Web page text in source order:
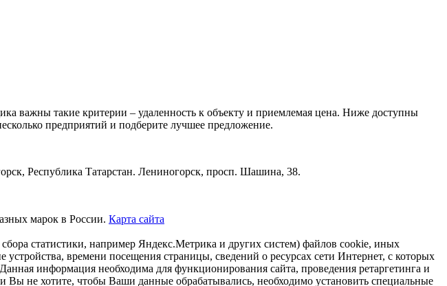
важны такие критерии – удаленность к объекту и приемлемая цена. Ниже доступны
предприятий и подберите лучшее предложение.
Республика Татарстан. Лениногорск, просп. Шашина, 38.
марок в России. Карта сайта
статистики, например Яндекс.Метрика и других систем) файлов cookie, иных
времени посещения страницы, сведений о ресурсах сети Интернет, с которых
информация необходима для функционирования сайта, проведения ретаргетинга и
Вы не хотите, чтобы Ваши данные обрабатывались, необходимо установить специальные